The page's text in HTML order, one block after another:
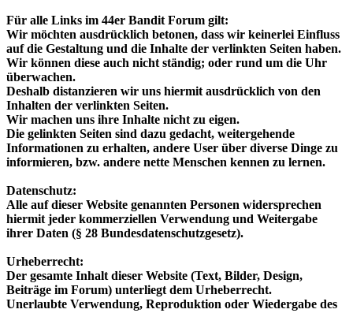
Für alle Links im 44er Bandit Forum gilt:
Wir möchten ausdrücklich betonen, dass wir keinerlei Einfluss
auf die Gestaltung und die Inhalte der verlinkten Seiten haben.
Wir können diese auch nicht ständig; oder rund um die Uhr
überwachen.
Deshalb distanzieren wir uns hiermit ausdrücklich von den
Inhalten der verlinkten Seiten.
Wir machen uns ihre Inhalte nicht zu eigen.
Die gelinkten Seiten sind dazu gedacht, weitergehende
Informationen zu erhalten, andere User über diverse Dinge zu
informieren, bzw. andere nette Menschen kennen zu lernen.
Datenschutz:
Alle auf dieser Website genannten Personen widersprechen
hiermit jeder kommerziellen Verwendung und Weitergabe
ihrer Daten (§ 28 Bundesdatenschutzgesetz).
Urheberrecht:
Der gesamte Inhalt dieser Website (Text, Bilder, Design,
Beiträge im Forum) unterliegt dem Urheberrecht.
Unerlaubte Verwendung, Reproduktion oder Wiedergabe des